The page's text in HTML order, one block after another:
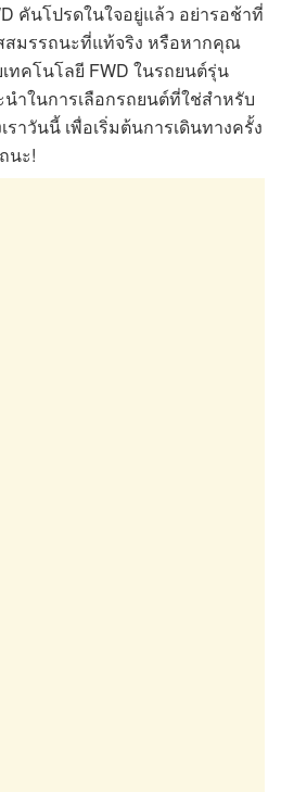
คันโปรดในใจอยู่แล้ว อย่ารอช้าที่
มรรถนะที่แท้จริง หรือหากคุณ
ทคโนโลยี FWD ในรถยนต์รุ่น
ำในการเลือกรถยนต์ที่ใช่สำหรับ
าวันนี้ เพื่อเริ่มต้นการเดินทางครั้ง
นะ!